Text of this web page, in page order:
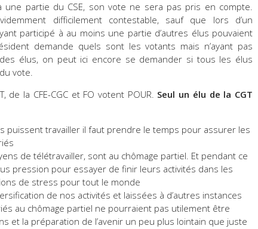
une partie du CSE, son vote ne sera pas pris en compte.
difficilement contestable, sauf que lors d’un
participé à au moins une partie d’autres élus pouvaient
demande quels sont les votants mais n’ayant pas
élus, on peut ici encore se demander si tous les élus
vote.
de la CFE-CGC et FO votent POUR. Seul un élu de la CGT
puissent travailler il faut prendre le temps pour assurer les
de télétravailler, sont au chômage partiel. Et pendant ce
pression pour essayer de finir leurs activités dans les
de stress pour tout le monde
de nos activités et laissées à d’autres instances
au chômage partiel ne pourraient pas utilement être
et la préparation de l’avenir un peu plus lointain que juste